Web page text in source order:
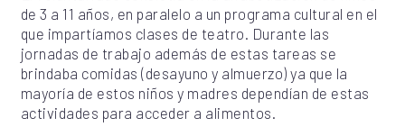
de 3 a 11 años, en paralelo a un programa cultural en el
que impartíamos clases de teatro. Durante las
jornadas de trabajo además de estas tareas se
brindaba comidas (desayuno y almuerzo) ya que la
mayoría de estos niños y madres dependían de estas
actividades para acceder a alimentos.